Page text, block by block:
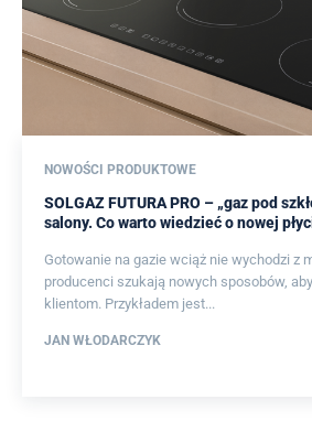
NOWOŚCI PRODUKTOWE
SOLGAZ FUTURA PRO – „gaz pod
salony. Co warto wiedzieć o nowej
Gotowanie na gazie wciąż nie wychodzi z
producenci szukają nowych sposobów,
klientom. Przykładem jest...
JAN WŁODARCZYK